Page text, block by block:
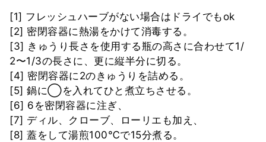
[1] フレッシュハーブがない場合はドライでもok
[2] 密閉容器に熱湯をかけて消毒する。
[3] きゅうり長さを使用する瓶の高さに合わせて1/
2〜1/3の長さに、更に縦半分に切る。
[4] 密閉容器に2のきゅうりを詰める。
[5] 鍋に◯を入れてひと煮立ちさせる。
[6] 6を密閉容器に注ぎ、
[7] ディル、クローブ、ローリエも加え、
[8] 蓋をして湯煎100℃で15分煮る。